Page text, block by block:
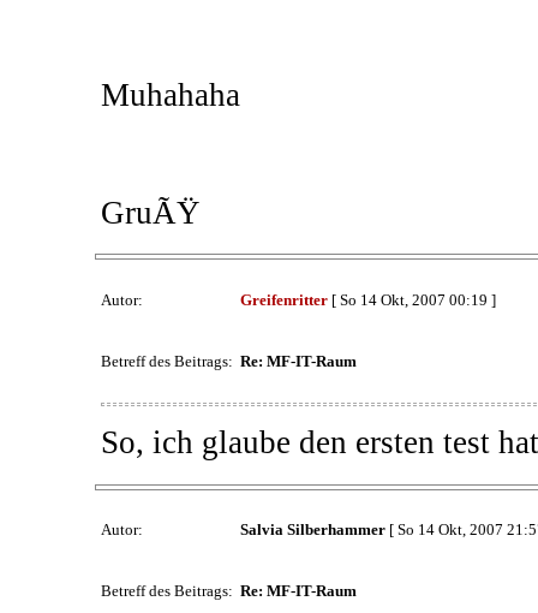
Muhahaha
GruÃŸ
Autor: Greifenritter[ So 14 Okt, 2007 00:19 ]
Betreff des Beitrags: Re: MF-IT-Raum
So, ich glaube den ersten test
Autor: Salvia Silberhammer[ So 14 Okt, 2007
Betreff des Beitrags: Re: MF-IT-Raum